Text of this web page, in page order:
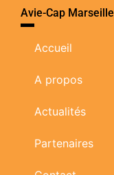
Avie-Cap Marseille
Accueil
A propos
Actualités
Partenaires